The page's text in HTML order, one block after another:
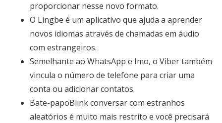
proporcionar nesse novo formato.
O Lingbe é um aplicativo que ajuda a aprender
novos idiomas através de chamadas em áudio
com estrangeiros.
Semelhante ao WhatsApp e Imo, o Viber também
vincula o número de telefone para criar uma
conta ou adicionar contatos.
Bate-papoBlink conversar com estranhos
aleatórios é muito mais restrito e você precisará